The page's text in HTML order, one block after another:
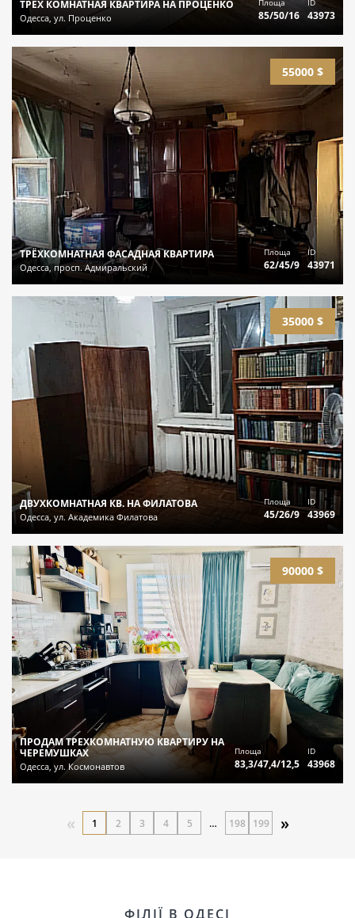
ТРЁХ КОМНАТНАЯ КВАРТИРА НА ПРОЦЕНКО
Одесса, ул. Проценко 85/50/16 43973
55000 $
ТРЁХКОМНАТНАЯ ФАСАДНАЯ КВАРТИРА
Одесса, просп. Адмиральский
Площа
62/45/9
ID
43971
35000 $
ДВУХКОМНАТНАЯ КВ. НА ФИЛАТОВА
Одесса, ул. Академика Филатова
Площа
45/26/9
ID
43969
90000 $
ПРОДАМ ТРЕХКОМНАТНУЮ КВАРТИРУ НА
ЧЕРЕМУШКАХ
Одесса, ул. Космонавтов
Площа
83,3/47,4/12,5
ID
43968
« 1 2 3 4 5 … 198 199 »
ФІЛІЇ В ОДЕСІ